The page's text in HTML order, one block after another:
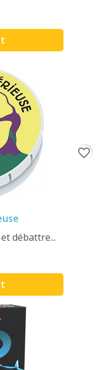
débattre...
favorite_border